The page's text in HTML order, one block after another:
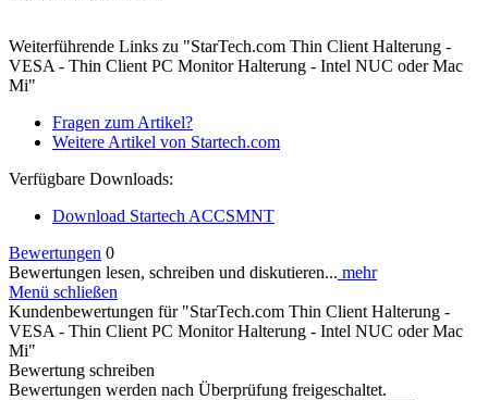
Weiterführende Links zu "StarTech.com Thin Client Halterung -
VESA - Thin Client PC Monitor Halterung - Intel NUC oder Mac
Mi"
Fragen zum Artikel?
Weitere Artikel von Startech.com
Verfügbare Downloads:
Download Startech ACCSMNT
Bewertungen 0
Bewertungen lesen, schreiben und diskutieren... mehr
Menü schließen
Kundenbewertungen für "StarTech.com Thin Client Halterung -
VESA - Thin Client PC Monitor Halterung - Intel NUC oder Mac
Mi"
Bewertung schreiben
Bewertungen werden nach Überprüfung freigeschaltet.